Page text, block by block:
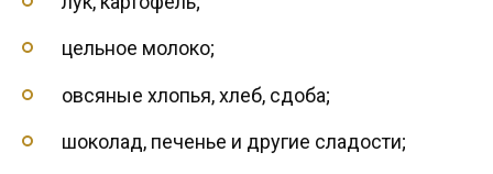
цельное молоко;
овсяные хлопья, хлеб, сдоба;
шоколад, печенье и другие сладости;